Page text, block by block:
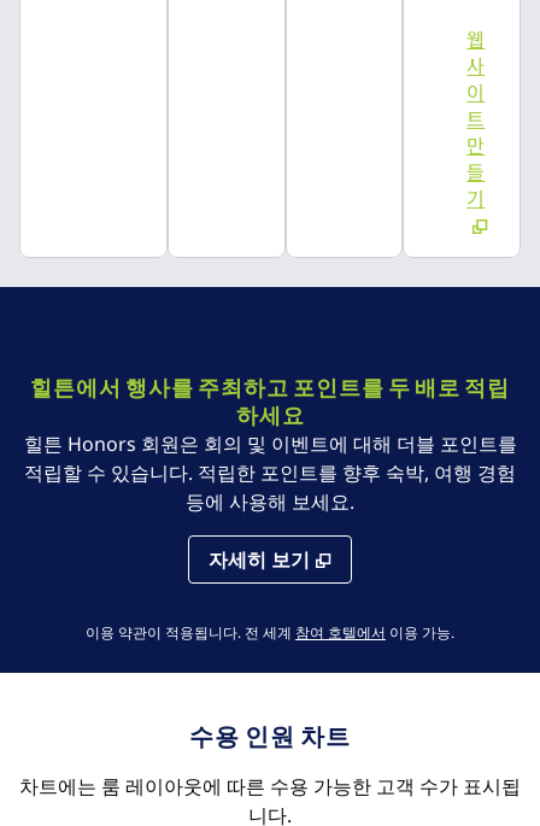
웹
사
이
트
만
들
기
힐튼에서 행사를 주최하고 포인트를 두 배로 적립
하세요
힐튼 Honors 회원은 회의 및 이벤트에 대해 더블 포인트를
적립할 수 있습니다. 적립한 포인트를 향후 숙박, 여행 경험
등에 사용해 보세요.
자세히 보기
이용 약관이 적용됩니다. 전 세계 참여 호텔에서 이용 가능,.
수용 인원 차트
차트에는 룸 레이아웃에 따른 수용 가능한 고객 수가 표시됩
니다.